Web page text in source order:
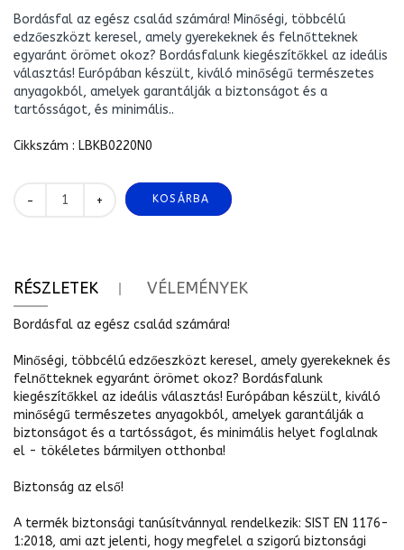
Bordásfal az egész család számára! Minőségi, többcélú
edzőeszközt keresel, amely gyerekeknek és felnőtteknek
egyaránt örömet okoz? Bordásfalunk kiegészítőkkel az ideális
választás! Európában készült, kiváló minőségű természetes
anyagokból, amelyek garantálják a biztonságot és a
tartósságot, és minimális..
Cikkszám : LBKB0220N0
+
- KOSÁRBA
RÉSZLETEK VÉLEMÉNYEK
Bordásfal az egész család számára!
Minőségi, többcélú edzőeszközt keresel, amely gyerekeknek és
felnőtteknek egyaránt örömet okoz? Bordásfalunk
kiegészítőkkel az ideális választás! Európában készült, kiváló
minőségű természetes anyagokból, amelyek garantálják a
biztonságot és a tartósságot, és minimális helyet foglalnak
el - tökéletes bármilyen otthonba!
Biztonság az első!
A termék biztonsági tanúsítvánnyal rendelkezik: SIST EN 1176-
1:2018, ami azt jelenti, hogy megfelel a szigorú biztonsági